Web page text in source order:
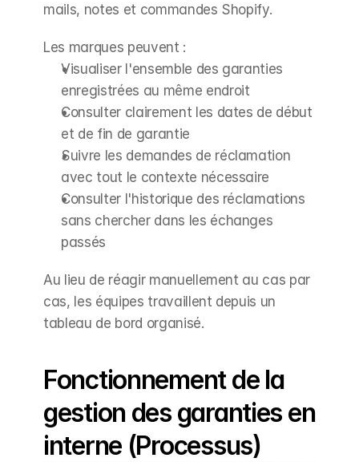
mails, notes et commandes Shopify.
Les marques peuvent :
Visualiser l'ensemble des garanties
enregistrées au même endroit
Consulter clairement les dates de début
et de fin de garantie
Suivre les demandes de réclamation
avec tout le contexte nécessaire
Consulter l'historique des réclamations
sans chercher dans les échanges
passés
Au lieu de réagir manuellement au cas par
cas, les équipes travaillent depuis un
tableau de bord organisé.
Fonctionnement de la
gestion des garanties en
interne (Processus)